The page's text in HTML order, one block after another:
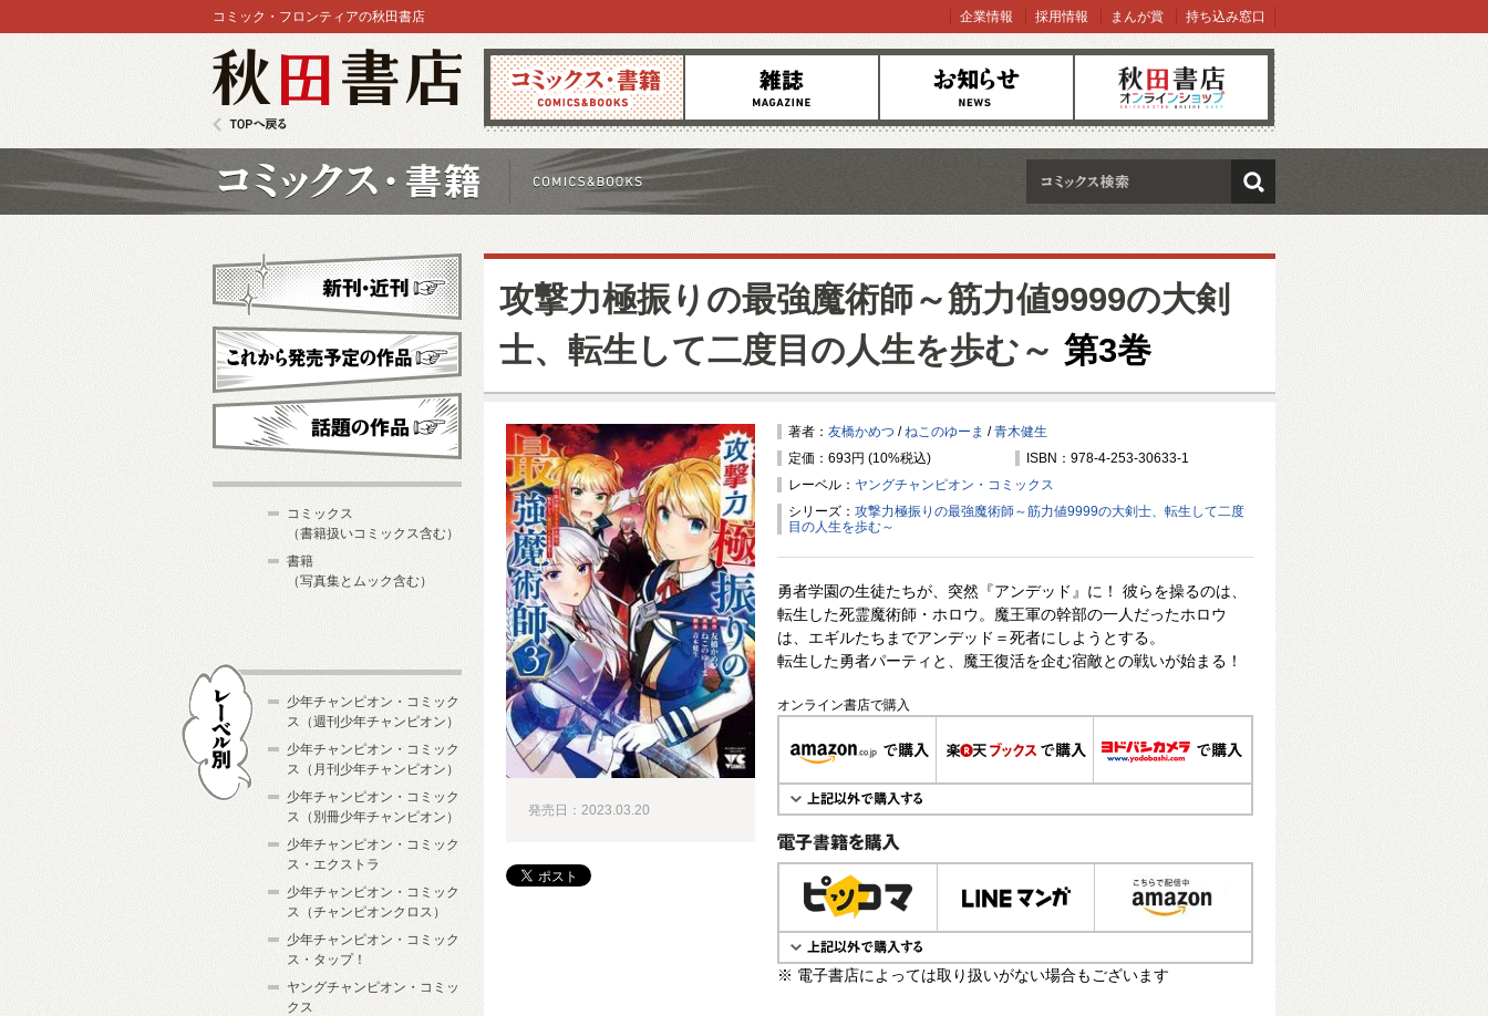
コミックス 雑誌 お知らせ オンラインショップ
コミック・フロンティアの秋田書店 企業情報 採用情報 まんが賞 持ち込み窓口
検索
攻撃力極振りの最強魔術師～筋力値9999の大剣
士、転生して二度目の人生を歩む～ 第3巻
著者： 友橋かめつ /ねこのゆーま /青木健生
定価：693円 (10%税込)
ISBN：978-4-253-30633-1
レーベル： ヤングチャンピオン・コミックス
シリーズ： 攻撃力極振りの最強魔術師～筋力値9999の大剣士、転生して二度
目の人生を歩む～
勇者学園の生徒たちが、突然『アンデッド』に！ 彼らを操るのは、
転生した死霊魔術師・ホロウ。魔王軍の幹部の一人だったホロウ
は、エギルたちまでアンデッド＝死者にしようとする。
転生した勇者パーティと、魔王復活を企む宿敵との戦いが始まる！
オンライン書店で購入
電子書籍で購入
※ 電子書店によっては取り扱いがない場合もございます
発売日：2023.03.20
新刊・近刊
これから発売予定
コミックス
（書籍扱いコミックス含む）
書籍
（写真集とムック含む）
少年チャンピオン・コミック
ス（週刊少年チャンピオン）
少年チャンピオン・コミック
ス（月刊少年チャンピオン）
少年チャンピオン・コミック
ス（別冊少年チャンピオン）
少年チャンピオン・コミック
ス・エクストラ
少年チャンピオン・コミック
ス（チャンピオンクロス）
少年チャンピオン・コミック
ス・タップ！
ヤングチャンピオン・コミッ
クス